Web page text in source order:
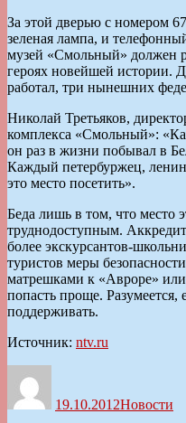
За этой дверью с номером
зеленая лампа, и
музей «Смольный» должен
героях новейшей истории.
работал, три нынешних
Николай Третьяков,
комплекса «Смольный»:
он раз в жизни побывал в
Каждый петербуржец,
это место посетить».
Беда лишь в том, что место
труднодоступным.
более экскурсантов-
туристов меры
матрешками к «Авроре»
попасть проще. Разумеется,
поддерживать.
Источник: ntv.ru
19.10.2012Новости